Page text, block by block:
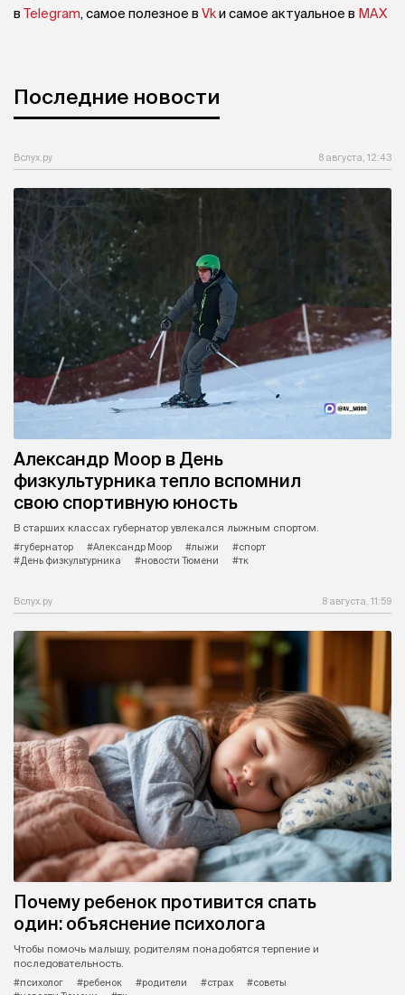
в Telegram, самое полезное в Vkи самое актуальное в MAX
Последние новости
Вслух.ру 8 августа, 12:43
Александр Моор в День
физкультурника тепло вспомнил
свою спортивную юность
В старших классах губернатор увлекался лыжным спортом.
#губернатор
#Александр Моор #лыжи
#спорт
#День физкультурника
#новости Тюмени #тк
Вслух.ру 8 августа, 11:59
Почему ребенок противится спать
один: объяснение психолога
Чтобы помочь малышу, родителям понадобятся терпение и
последовательность.
#психолог
#ребенок #родители #страх
#советы